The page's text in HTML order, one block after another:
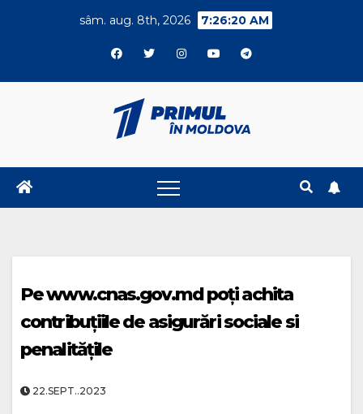
sâm. aug. 8th, 2026 7:26:21 AM
Pe www.cnas.gov.md poți achita
contribuțiile de asigurări sociale si
penalitățile
22.SEPT..2023